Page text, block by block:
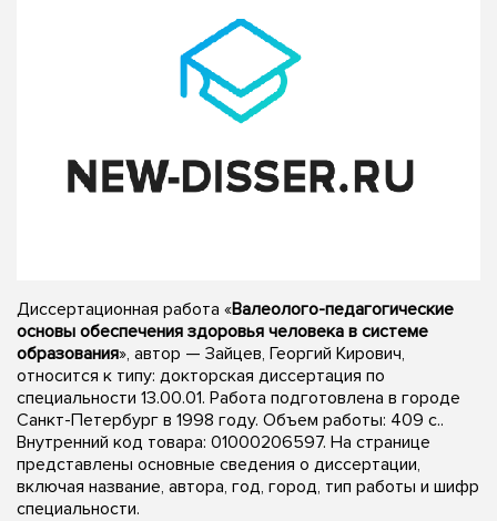
Диссертационная работа «Валеолого-педагогические
основы обеспечения здоровья человека в системе
образования», автор — Зайцев, Георгий Кирович,
относится к типу: докторская диссертация по
специальности 13.00.01. Работа подготовлена в городе
Санкт-Петербург в 1998 году. Объем работы: 409 с..
Внутренний код товара: 01000206597. На странице
представлены основные сведения о диссертации,
включая название, автора, год, город, тип работы и шифр
специальности.